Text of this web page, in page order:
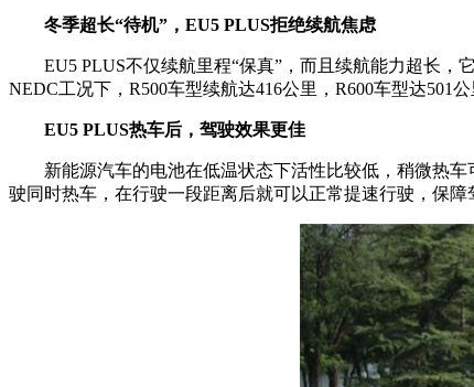
冬季超长“待机”，EU5 PLUS拒绝续航焦虑
EU5 PLUS不仅续航里程“保真”，而且续航能力超长，它
NEDC工况下，R500车型续航达416公里，R600车型达501
EU5 PLUS热车后，驾驶效果更佳
新能源汽车的电池在低温状态下活性比较低，稍微热车
驶同时热车，在行驶一段距离后就可以正常提速行驶，保障